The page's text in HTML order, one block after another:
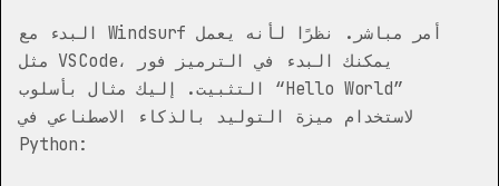
البدء مع Windsurf أمر مباشر. نظرًا لأنه يعمل
مثل VSCode، يمكنك البدء في الترميز فور
التثبيت. إليك مثال بأسلوب “Hello World”
لاستخدام ميزة التوليد بالذكاء الاصطناعي في
Python: